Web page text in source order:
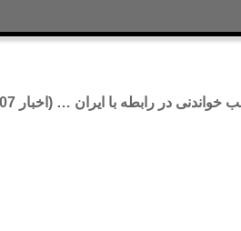
در رابطه با ایران … (اخبار 2007 تا 2012)